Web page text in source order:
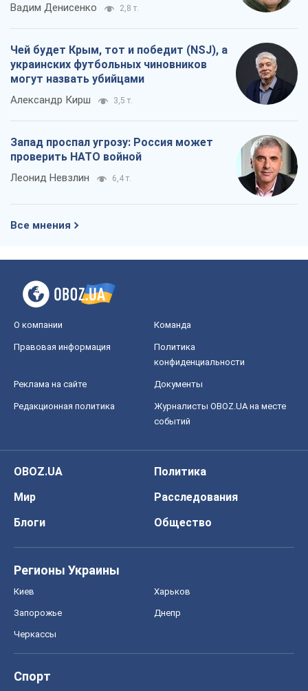
Вадим Денисенко 2,8 т.
Чей будет Крым, тот и победит (NSJ), а
украинских футбольных чиновников
могут назвать убийцами
Александр Кирш 3,5 т.
Запад проспал угрозу: Россия может
проверить НАТО войной
Леонид Невзлин 6,4 т.
Все мнения
О компании Команда
Правовая информация
Политика
конфиденциальности
Реклама на сайте Документы
Редакционная политика
Журналисты OBOZ.UA на месте
событий
OBOZ.UA
Политика
Мир
Расследования
Блоги
Общество
Регионы Украины
Киев Харьков
Запорожье Днепр
Черкассы
Спорт